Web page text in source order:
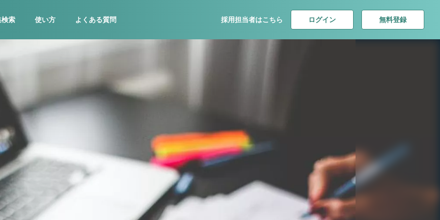
検索 使い方 よくある質問 採用担当者はこちら ログイン 無料登録